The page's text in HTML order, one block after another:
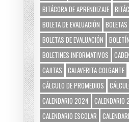
BITÁCORA DE APRENDIZAJE
BOLETA DE EVALUACIÓN BOLETAS
BOLETAS DE EVALUACIÓN
BOLETINES INFORMATIVOS
CAJITAS CALAVERITA COLGANTE
CÁLCULO DE PROMEDIOS
CALENDARIO 2024
CALENDARIO ESCOLAR